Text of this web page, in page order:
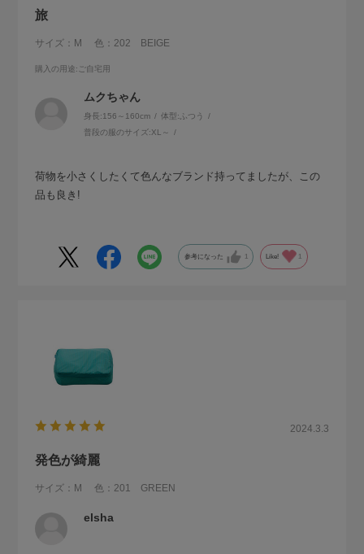
旅
サイズ：M 色：202 BEIGE
購入の用途:ご自宅用
ムクちゃん
身長:156～160cm 体型:ふつう
普段の服のサイズ:XL～
荷物を小さくしたくて色んなブランド持ってましたが、この
品も良き!
参考になった 1 Like! 1
2024.3.3
発色が綺麗
サイズ：M 色：201 GREEN
elsha